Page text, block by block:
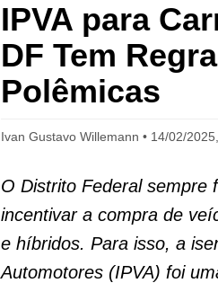
IPVA para
DF Tem
Polêmicas
Ivan Gustavo Willemann 14/02/
O Distrito Federal sempre
incentivar a compra de
e híbridos. Para isso, a
Automotores (IPVA) foi